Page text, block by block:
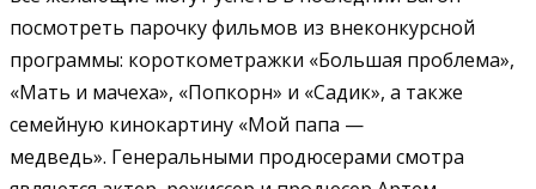
посмотреть парочку фильмов из внеконкурсной
программы: короткометражки «Большая проблема»,
«Мать и мачеха», «Попкорн» и «Садик», а также
семейную кинокартину «Мой папа —
медведь». Генеральными продюсерами смотра